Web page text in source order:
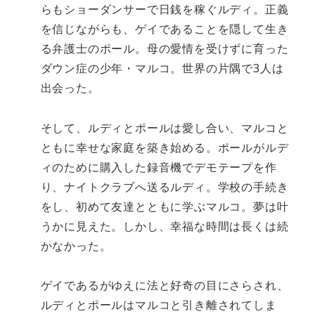
らもショーダンサーで日銭を稼ぐルディ。正義
を信じながらも、ゲイであることを隠して生き
る弁護士のポール。母の愛情を受けずに育った
ダウン症の少年・マルコ。世界の片隅で3人は
出会った。
そして、ルディとポールは愛し合い、マルコと
ともに幸せな家庭を築き始める。ポールがルデ
ィのために購入した録音機でデモテープを作
り、ナイトクラブへ送るルディ。学校の手続き
をし、初めて友達とともに学ぶマルコ。夢は叶
うかに見えた。しかし、幸福な時間は長くは続
かなかった。
ゲイであるがゆえに法と好奇の目にさらされ、
ルディとポールはマルコと引き離されてしま